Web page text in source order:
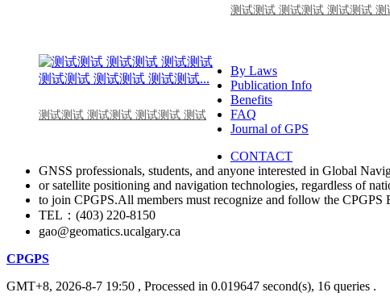
测试测试 测试测试 测试测试 测
测试测试 测试测试 测试测试 测试
By Laws
Publication Info
Benefits
FAQ
Journal of GPS
CONTACT
GNSS professionals, students, and anyone interested in Global
or satellite positioning and navigation technologies, regardless of
to join CPGPS.All members must recognize and follow the CPGPS
TEL：(403) 220-8150
gao@geomatics.ucalgary.ca
CPGPS
GMT+8, 2026-8-7 19:50 , Processed in 0.019647 second(s), 16 queries .